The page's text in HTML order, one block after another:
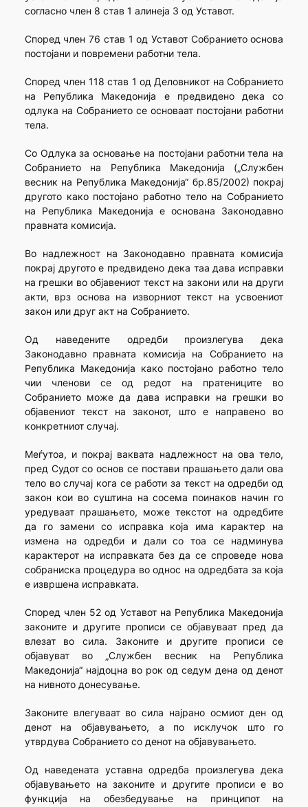
согласно член 8 став 1 алинеја 3 од Уставот.
Според член 76 став 1 од Уставот Собранието основа
постојани и повремени работни тела.
Според член 118 став 1 од Деловникот на Собранието
на Република Македонија е предвидено дека со
одлука на Собранието се основаат постојани работни
тела.
Со Одлука за основање на постојани работни тела на
Собранието на Република Македонија („Службен
весник на Република Македонија“ бр.85/2002) покрај
другото како постојано работно тело на Собранието
на Република Македонија е основана Законодавно
правната комисија.
Во надлежност на Законодавно правната комисија
покрај другото е предвидено дека таа дава исправки
на грешки во објавениот текст на закони или на други
акти, врз основа на изворниот текст на усвоениот
закон или друг акт на Собранието.
Од наведените одредби произлегува дека
Законодавно правната комисија на Собранието на
Република Македонија како постојано работно тело
чии членови се од редот на пратениците во
Собранието може да дава исправки на грешки во
објавениот текст на законот, што е направено во
конкретниот случај.
Меѓутоа, и покрај ваквата надлежност на ова тело,
пред Судот со основ се постави прашањето дали ова
тело во случај кога се работи за текст на одредби од
закон кои во суштина на сосема поинаков начин го
уредуваат прашањето, може текстот на одредбите
да го замени со исправка која има карактер на
измена на одредби и дали со тоа се надминува
карактерот на исправката без да се спроведе нова
собраниска процедура во однос на одредбата за која
е извршена исправката.
Според член 52 од Уставот на Република Македонија
законите и другите прописи се објавуваат пред да
влезат во сила. Законите и другите прописи се
објавуват во „Службен весник на Република
Македонија“ најдоцна во рок од седум дена од денот
на нивното донесување.
Законите влегуваат во сила најрано осмиот ден од
денот на објавувањето, а по исклучок што го
утврдува Собранието со денот на објавувањето.
Од наведената уставна одредба произлегува дека
објавувањето на законите и другите прописи е во
функција на обезбедување на принципот на